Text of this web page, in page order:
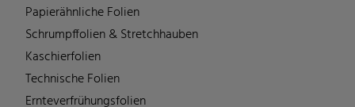
Papierähnliche Folien
Schrumpffolien & Stretchhauben
Kaschierfolien
Technische Folien
Ernteverfrühungsfolien